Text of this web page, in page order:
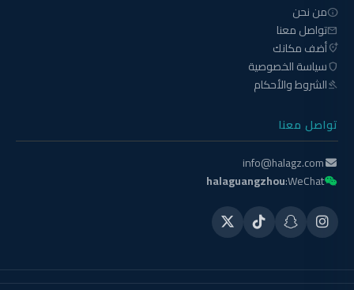
infoمن نحن
mailتواصل معنا
add_location_altأضف مكانك
shield سياسة الخصوصية
gavelالشروط والأحكام
تواصل معنا
info@halagz.com
WeChat:
halaguangzhou